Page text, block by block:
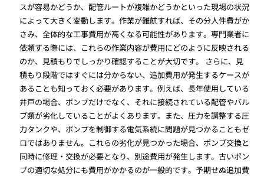
スが容易かどうか、配管ルートが複雑かどうかといった現場の状況
によって大きく変動します。作業が難航すれば、その分人件費がか
さみ、全体的な工事費用が高くなる可能性があります。専門業者に
依頼する際には、これらの作業内容が費用にどのように反映される
のか、見積もりでしっかり確認することが大切です。 さらに、見
積もり段階ではすぐには分からない、追加費用が発生するケースが
あることも知っておく必要があります。例えば、長年使用している
井戸の場合、ポンプだけでなく、それに接続されている配管やバル
ブ類が劣化していることがよくあります。また、圧力を調整する圧
力タンクや、ポンプを制御する電気系統に問題が見つかることもゼ
ロではありません。これらの劣化が見つかった場合、ポンプ交換と
同時に修理・交換が必要となり、別途費用が発生します。古いポン
プの適切な処分にも費用がかかるのが一般的です。予期せぬ追加費